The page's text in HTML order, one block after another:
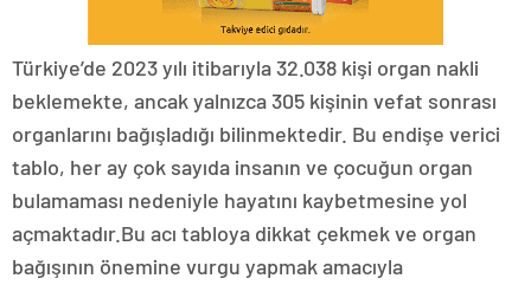
Türkiye’de 2023 yılı itibarıyla 32.038 kişi organ nakli
beklemekte, ancak yalnızca 305 kişinin vefat sonrası
organlarını bağışladığı bilinmektedir. Bu endişe verici
tablo, her ay çok sayıda insanın ve çocuğun organ
bulamaması nedeniyle hayatını kaybetmesine yol
açmaktadır.Bu acı tabloya dikkat çekmek ve organ
bağışının önemine vurgu yapmak amacıyla